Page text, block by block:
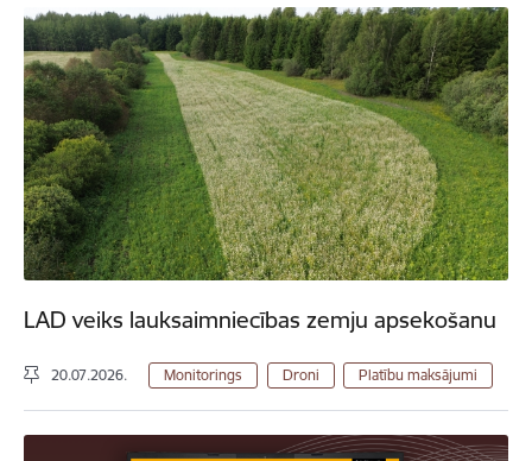
LAD veiks lauksaimniecības zemju apsekošanu
20.07.2026. Monitorings Droni Platību maksājumi